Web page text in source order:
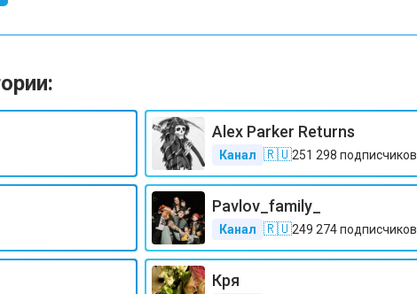
Alex Parker Returns
Канал 🇷🇺251 298 подписчиков
Pavlov_family_
Канал 🇷🇺249 274подписчиков
Кря